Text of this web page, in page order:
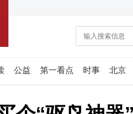
公益 第一看点 时事 北京